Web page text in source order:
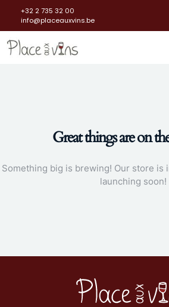
+32 2 735 32 00
info@placeauxvins.be
Great things are on
Something big is brewing! Our store is
launching soon!